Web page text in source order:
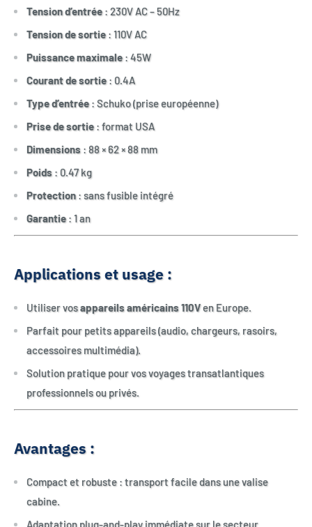
Tension d’entrée: 230V AC – 50Hz
Tension de sortie: 110V AC
Puissance maximale: 45W
Courant de sortie: 0.4A
Type d’entrée: Schuko (prise européenne)
Prise de sortie: format USA
Dimensions : 88 × 62 × 88 mm
Poids : 0.47 kg
Protection: sans fusible intégré
Garantie: 1 an
Applications et usage :
Utiliser vosappareils américains 110Ven Europe.
Parfait pour petits appareils (audio, chargeurs, rasoirs,
accessoires multimédia).
Solution pratique pour vos voyages transatlantiques
professionnels ou privés.
Avantages :
Compact et robuste : transport facile dans une valise
cabine.
Adaptation plug-and-play immédiate sur le secteur